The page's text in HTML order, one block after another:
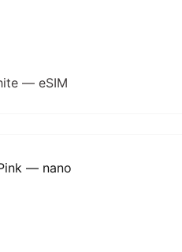
— eSIM